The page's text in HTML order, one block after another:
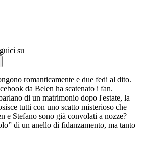
su
romanticamente e due fedi al dito.
da Belen ha scatenato i fan.
di un matrimonio dopo l'estate, la
tutti con uno scatto misterioso che
e Stefano sono già convolati a nozze?
di un anello di fidanzamento, ma tanto